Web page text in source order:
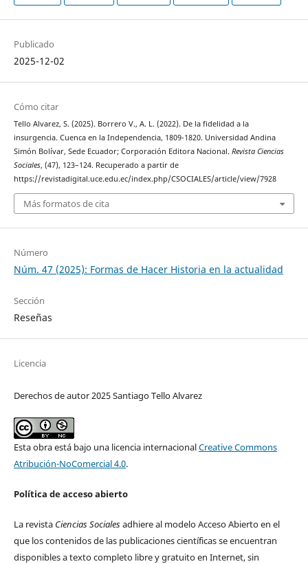
Publicado
2025-12-02
Cómo citar
Tello Alvarez, S. (2025). Borrero V., A. L. (2022). De la fidelidad a la
insurgencia. Cuenca en la Independencia, 1809-1820. Universidad Andina
Simón Bolívar, Sede Ecuador; Corporación Editora Nacional. Revista Ciencias
Sociales, (47), 123–124. Recuperado a partir de
https://revistadigital.uce.edu.ec/index.php/CSOCIALES/article/view/7928
Más formatos de cita
Número
Núm. 47 (2025): Formas de Hacer Historia en la actualidad
Sección
Reseñas
Licencia
Derechos de autor 2025 Santiago Tello Alvarez
Esta obra está bajo una licencia internacionalCreative Commons
Atribución-NoComercial 4.0.
Política de acceso abierto
La revista Ciencias Socialesadhiere al modelo Acceso Abierto en el
que los contenidos de las publicaciones científicas se encuentran
disponibles a texto completo libre y gratuito en Internet, sin